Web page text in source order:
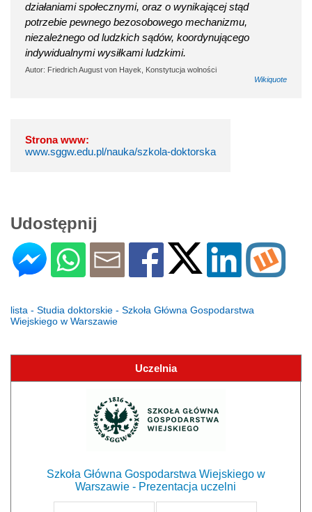
działaniami społecznymi, oraz o wynikającej stąd
potrzebie pewnego bezosobowego mechanizmu,
niezależnego od ludzkich sądów, koordynującego
indywidualnymi wysiłkami ludzkimi.
Autor: Friedrich August von Hayek, Konstytucja wolności
Wikiquote
Strona www:
www.sggw.edu.pl/nauka/szkola-doktorska
Udostępnij
lista - Studia doktorskie - Szkoła Główna Gospodarstwa
Wiejskiego w Warszawie
Uczelnia
Szkoła Główna Gospodarstwa Wiejskiego w
Warszawie - Prezentacja uczelni